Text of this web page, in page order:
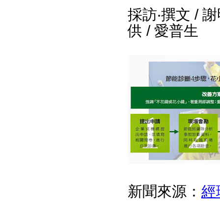
採訪‧撰文 /
供 / 愛普生
新聞來源： 經